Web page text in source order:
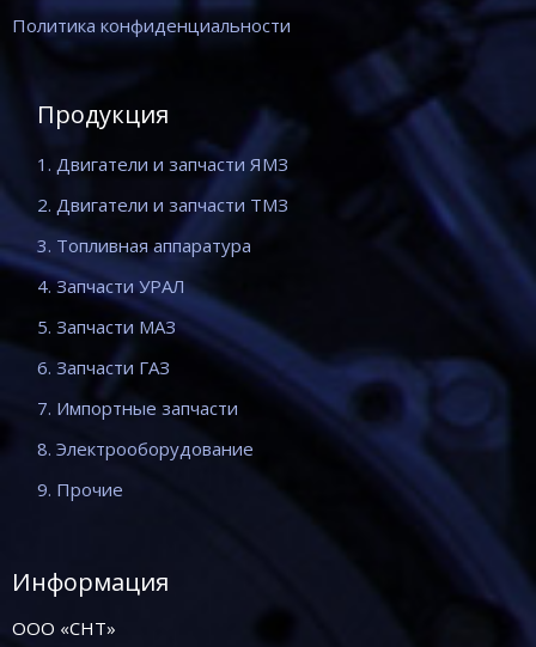
Политика конфиденциальности
Продукция
1. Двигатели и запчасти ЯМЗ
2. Двигатели и запчасти ТМЗ
3. Топливная аппаратура
4. Запчасти УРАЛ
5. Запчасти МАЗ
6. Запчасти ГАЗ
7. Импортные запчасти
8. Электрооборудование
9. Прочие
Информация
ООО «СНТ»